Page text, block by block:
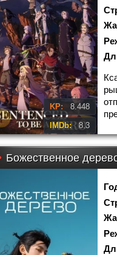
KP: 8.448
IMDb: 8.3
Божественное